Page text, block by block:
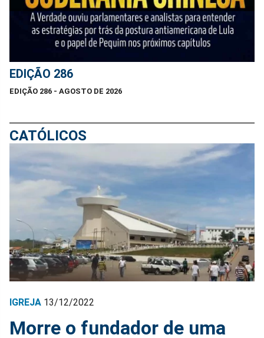
EDIÇÃO 286
EDIÇÃO 286 - AGOSTO DE 2026
CATÓLICOS
IGREJA 13/12/2022
Morre o fundador de uma